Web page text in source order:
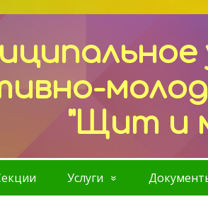
"Щит и
Услуги